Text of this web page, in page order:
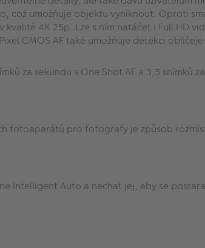
což umožňuje objektu vyniknout. Oproti
4K 25p. Lze s ním natáčet i Full HD
CMOS AF také umožňuje detekci
za sekundu s One Shot AF a 3,5
fotoaparátů pro fotografy je způsob
Intelligent Auto a nechat jej, aby se